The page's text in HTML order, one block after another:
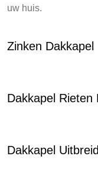
uw huis.
Zinken Dakkapel
Dakkapel Rieten
Dakkapel